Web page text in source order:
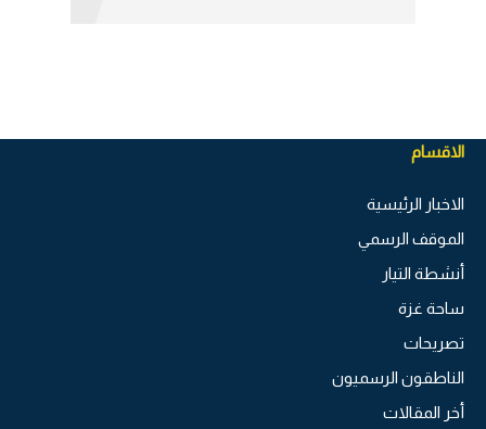
الاقسام
الاخبار الرئيسية
الموقف الرسمي
أنشطة التيار
ساحة غزة
تصريحات
الناطقون الرسميون
أخر المقالات